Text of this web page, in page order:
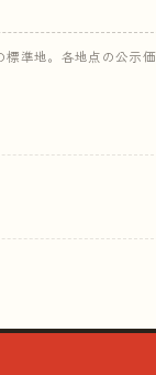
準地。各地点の公示価